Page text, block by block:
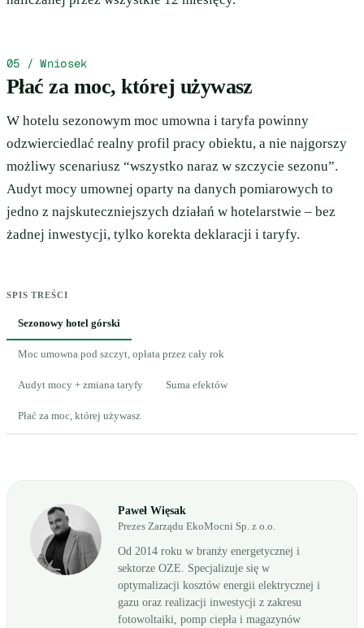
05 / Wniosek
Płać za moc, której używasz
W hotelu sezonowym moc umowna i taryfa powinny
odzwierciedlać realny profil pracy obiektu, a nie najgorszy
możliwy scenariusz “wszystko naraz w szczycie sezonu”.
Audyt mocy umownej oparty na danych pomiarowych to
jedno z najskuteczniejszych działań w hotelarstwie – bez
żadnej inwestycji, tylko korekta deklaracji i taryfy.
SPIS TREŚCI
Sezonowy hotel górski
Moc umowna pod szczyt, opłata przez cały rok
Audyt mocy + zmiana taryfy Suma efektów
Płać za moc, której używasz
Paweł Więsak
Prezes Zarządu EkoMocni Sp. z o.o.
Od 2014 roku w branży energetycznej i
sektorze OZE. Specjalizuje się w
optymalizacji kosztów energii elektrycznej i
gazu oraz realizacji inwestycji z zakresu
fotowoltaiki, pomp ciepła i magazynów